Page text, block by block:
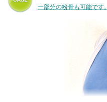
一部分の粉骨も可能です。